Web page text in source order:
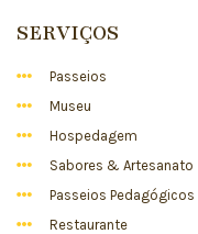
SERVIÇOS
Passeios
Museu
Hospedagem
Sabores & Artesanato
Passeios Pedagógicos
Restaurante